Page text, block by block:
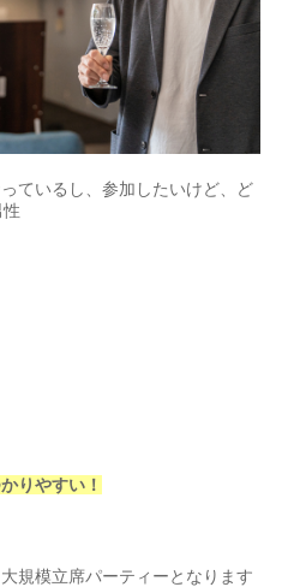
ているし、参加したいけど、ど
りやすい！
規模立席パーティーとなります